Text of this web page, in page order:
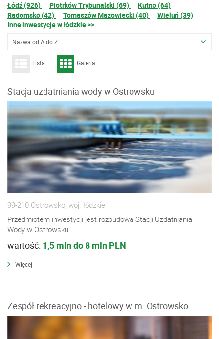
Łódź (926) Piotrków Trybunalski (69)
Kutno (64)
Radomsko (42)
Tomaszów Mazowiecki (40)
Wieluń (39)
Inne inwestycje w łódzkie >>
Nazwa od A do Z
Lista Galeria
Stacja uzdatniania wody w Ostrowsku
99-210 Ostrowsko, woj. łódzkie
Przedmiotem inwestycji jest rozbudowa Stacji Uzdatniania
Wody w Ostrowsku.
wartość: 1,5 mln do 8 mln PLN
Więcej
Zespół rekreacyjno - hotelowy w m. Ostrowsko